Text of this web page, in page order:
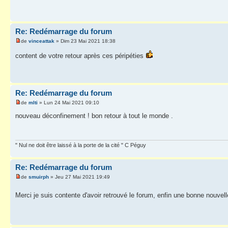
Re: Redémarrage du forum
de vinceattak » Dim 23 Mai 2021 18:38
content de votre retour après ces péripéties
Re: Redémarrage du forum
de mlti » Lun 24 Mai 2021 09:10
nouveau déconfinement ! bon retour à tout le monde .
" Nul ne doit être laissé à la porte de la cité " C Péguy
Re: Redémarrage du forum
de smuirph » Jeu 27 Mai 2021 19:49
Merci je suis contente d'avoir retrouvé le forum, enfin une bonne